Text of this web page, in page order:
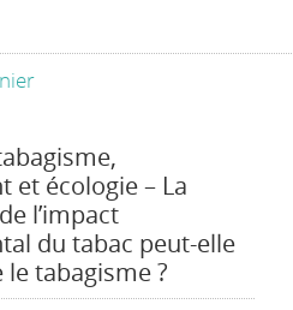
et écologie – La
l’impact
du tabac peut-elle
tabagisme ?